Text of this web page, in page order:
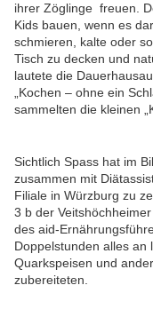
ihrer Zöglinge freuen.
Kids bauen, wenn es
schmieren, kalte oder
Tisch zu decken und
lautete die
„Kochen – ohne ein
sammelten die kleinen
Sichtlich Spass hat im
zusammen mit
Filiale in Würzburg zu
3 b der
des aid-
Doppelstunden alles an
Quarkspeisen und
zubereiteten.